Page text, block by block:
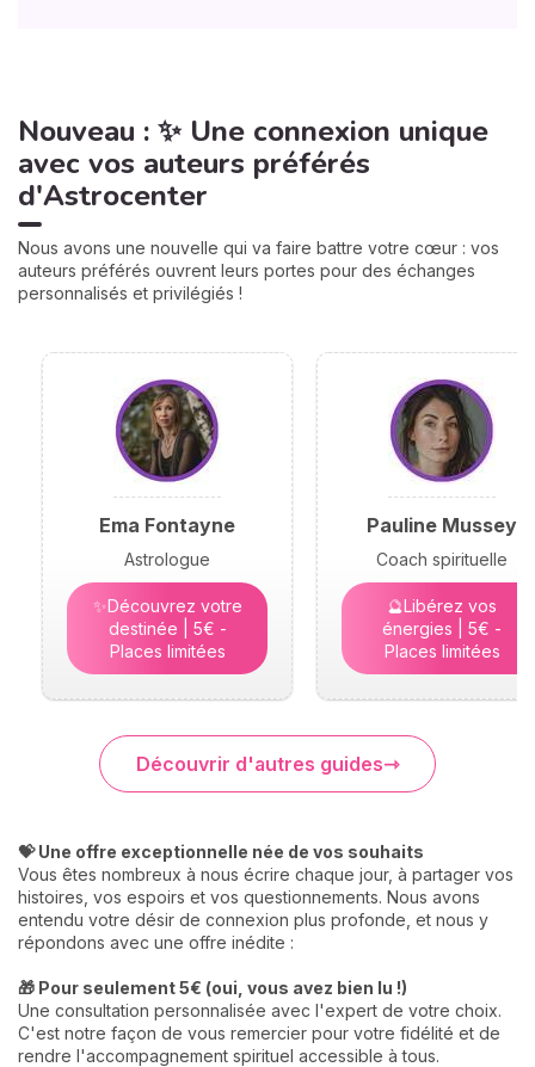
Nouveau : ✨ Une connexion unique
avec vos auteurs préférés
d'Astrocenter
Nous avons une nouvelle qui va faire battre votre cœur : vos
auteurs préférés ouvrent leurs portes pour des échanges
personnalisés et privilégiés !
Ema Fontayne
Astrologue
✨Découvrez votre
destinée | 5€ -
Places limitées
Pauline Mussey
Coach spirituelle
🔮Libérez vos
énergies | 5€ -
Places limitées
Découvrir d'autres guides
💝 Une offre exceptionnelle née de vos souhaits
Vous êtes nombreux à nous écrire chaque jour, à partager vos
histoires, vos espoirs et vos questionnements. Nous avons
entendu votre désir de connexion plus profonde, et nous y
répondons avec une offre inédite :
🎁 Pour seulement 5€ (oui, vous avez bien lu !)
Une consultation personnalisée avec l'expert de votre choix.
C'est notre façon de vous remercier pour votre fidélité et de
rendre l'accompagnement spirituel accessible à tous.